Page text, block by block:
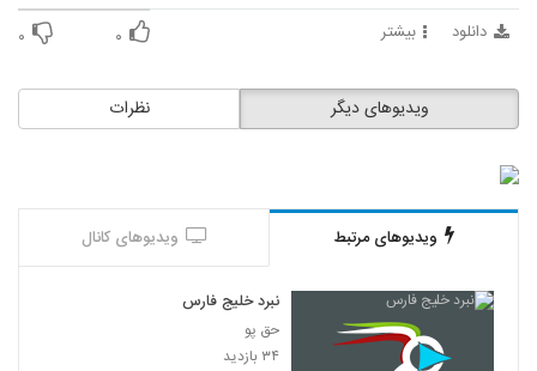
دانلود بیشتر ۰ ۰
نظرات ویدیوهای دیگر
ویدیوهای مرتبط ویدیوهای کانال
نبرد خلیج فارس
حق پو
۳۴ بازدید